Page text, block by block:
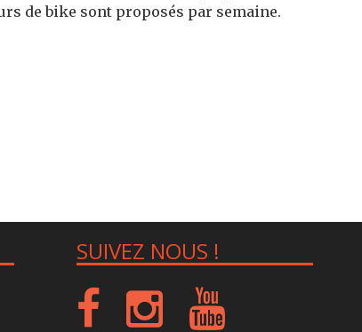
de bike sont proposés par semaine.
SUIVEZ NOUS !